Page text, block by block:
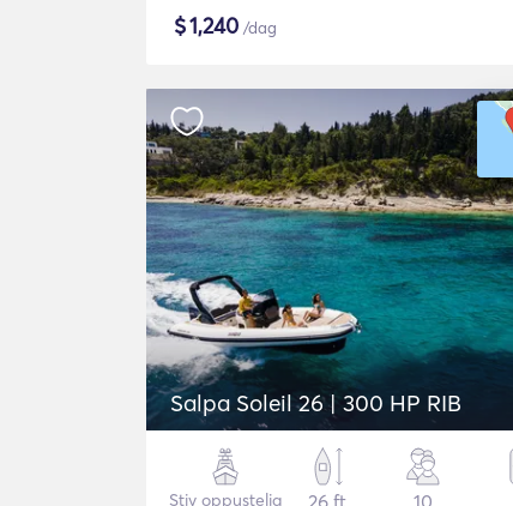
$1,240 /dag
Salpa Soleil 26 | 300 HP RIB
Stiv oppustelig
26 ft
10